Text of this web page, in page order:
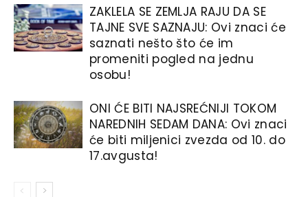
ZAKLELA SE ZEMLJA RAJU DA SE
TAJNE SVE SAZNAJU: Ovi znaci će
saznati nešto što će im
promeniti pogled na jednu
osobu!
ONI ĆE BITI NAJSREĆNIJI TOKOM
NAREDNIH SEDAM DANA: Ovi znaci
će biti miljenici zvezda od 10. do
17.avgusta!